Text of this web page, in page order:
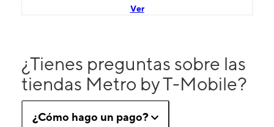
Ver
¿Tienes preguntas sobre las
tiendas Metro by T-Mobile?
¿Cómo hago un pago?